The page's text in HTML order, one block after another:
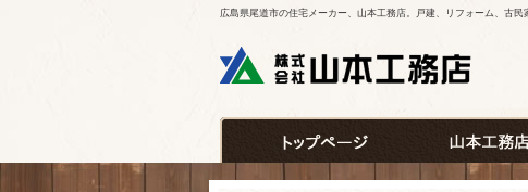
広島県尾道市の住宅メーカー、山本工務店。戸建、リフォーム、古